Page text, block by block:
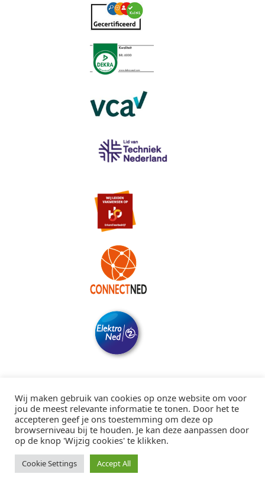
Wij maken gebruik van cookies op onze website om voor
jou de meest relevante informatie te tonen. Door het te
accepteren geef je ons toestemming om deze op
browserniveau bij te houden. Je kan deze aanpassen door
op de knop 'Wijzig cookies' te klikken.
Cookie Settings Accept All